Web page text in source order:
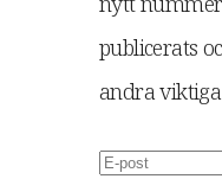
publicerats
andra